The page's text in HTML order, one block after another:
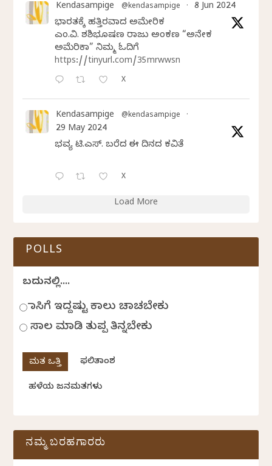
Kendasampige @kendasampige · 8 Jun 2024
ಭಾರತಕ್ಕೆ ಹತ್ತಿರವಾದ ಅಮೇರಿಕ
ಎಂ.ವಿ. ಶಶಿಭೂಷಣ ರಾಜು ಅಂಕಣ “ಅನೇಕ
ಅಮೆರಿಕಾ” ನಿಮ್ಮ ಓದಿಗೆ
https://tinyurl.com/35mrwwsn
X
Kendasampige @kendasampige ·
29 May 2024
ಭವ್ಯ ಟಿ.ಎಸ್. ಬರೆದ ಈ ದಿನದ ಕವಿತೆ
X
Load More
POLLS
ಬದುಕಿನಲ್ಲಿ....
ಹಾಸಿಗೆ ಇದ್ದಷ್ಟು ಕಾಲು ಚಾಚಬೇಕು
ಸಾಲ ಮಾಡಿ ತುಪ್ಪ ತಿನ್ನಬೇಕು
ಫಲಿತಾಂಶ
ಹಳೆಯ ಜನಮತಗಳು
ನಮ್ಮ ಬರಹಗಾರರು